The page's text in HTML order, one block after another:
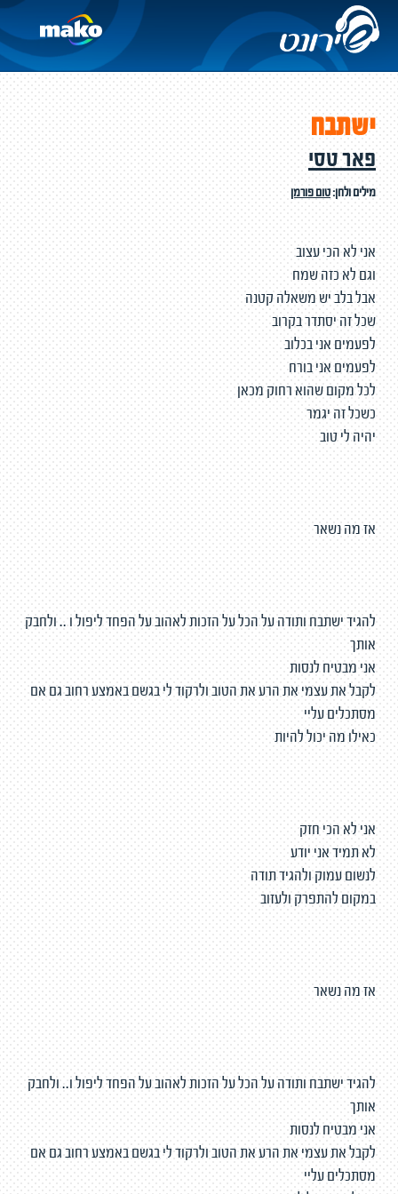
ישתבח
פאר טסי
מילים ולחן:טום פורמן
אני לא הכי עצוב
וגם לא כזה שמח
אבל בלב יש משאלה קטנה
שכל זה יסתדר בקרוב
לפעמים אני בכלוב
לפעמים אני בורח
לכל מקום שהוא רחוק מכאן
כשכל זה יגמר
יהיה לי טוב
אז מה נשאר
להגיד ישתבח ותודה על הכל על הזכות לאהוב על הפחד ליפול ו .. ולחבק
אותך
אני מבטיח לנסות
לקבל את עצמי את הרע את הטוב ולרקוד לי בגשם באמצע רחוב גם אם
מסתכלים עליי
כאילו מה יכול להיות
אני לא הכי חזק
לא תמיד אני יודע
לנשום עמוק ולהגיד תודה
במקום להתפרק ולעזוב
אז מה נשאר
להגיד ישתבח ותודה על הכל על הזכות לאהוב על הפחד ליפול ו.. ולחבק
אותך
אני מבטיח לנסות
לקבל את עצמי את הרע את הטוב ולרקוד לי בגשם באמצע רחוב גם אם
מסתכלים עליי